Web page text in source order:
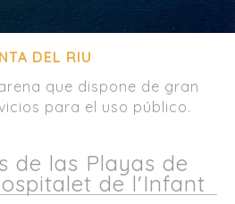
DEL RIU
que dispone de gran
para el uso público.
de las Playas de
de l'Infant